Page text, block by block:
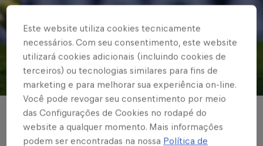
© Red Bull Bragantino
BRASILEIRÃO
Este website utiliza cookies tecnicamente
necessários. Com seu consentimento, este website
utilizará cookies adicionais (incluindo cookies de
terceiros) ou tecnologias similares para fins de
marketing e para melhorar sua experiência on-line.
Você pode revogar seu consentimento por meio
das Configurações de Cookies no rodapé do
website a qualquer momento. Mais informações
podem ser encontradas na nossa Política de